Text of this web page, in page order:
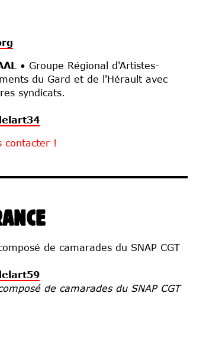
• Groupe Régional d'Artistes-
du Gard et de l'Hérault avec
syndicats.
contacter !
de camarades du SNAP CGT
de camarades du SNAP CGT